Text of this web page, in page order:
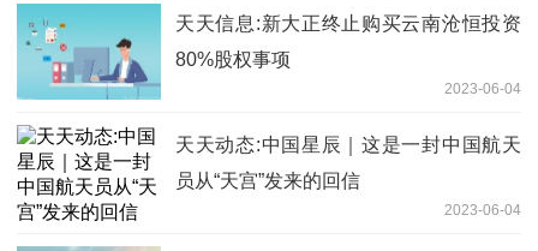
天天信息:新大正终止购买云南沧恒投资
80%股权事项
2023-06-04
天天动态:中国星辰｜这是一封中国航天
员从“天宫”发来的回信
2023-06-04